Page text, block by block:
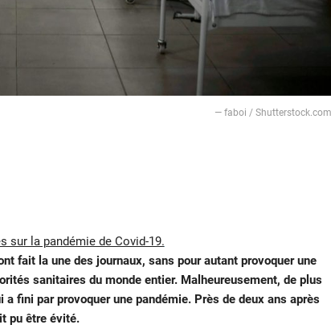
— faboi / Shutterstock.com
sur la pandémie de Covid-19.
fait la une des journaux, sans pour autant provoquer une
sanitaires du monde entier. Malheureusement, de plus
fini par provoquer une pandémie. Près de deux ans après
pu être évité.